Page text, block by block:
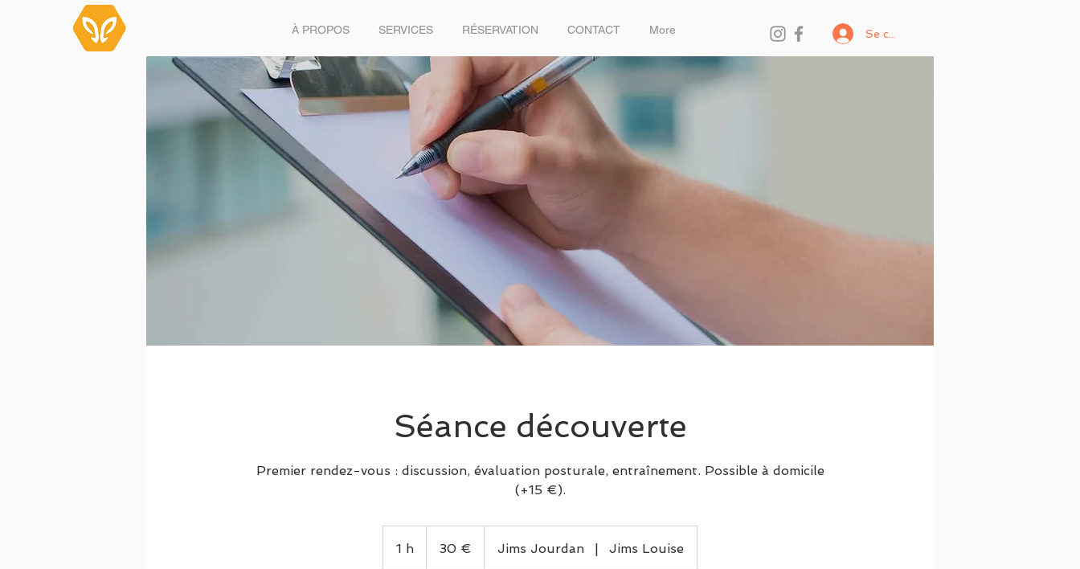
À PROPOS SERVICES RÉSERVATION CONTACT More Se connecter
Séance découverte
Premier rendez-vous : discussion, évaluation posturale, entraînement. Possible à domicile
(+15 €).
1 h 30 € Jims Jourdan | Jims Louise